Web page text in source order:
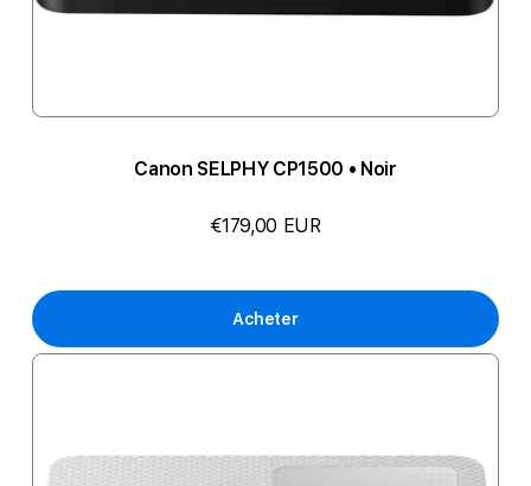
Canon SELPHY CP1500 • Noir
€179,00 EUR
Acheter